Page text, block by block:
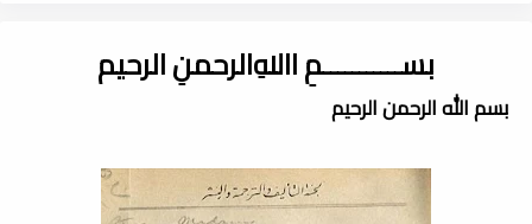
بســـــــــــمِ اﷲِالرحمنِ الرحيم
بسم الله الرحمن الرحيم